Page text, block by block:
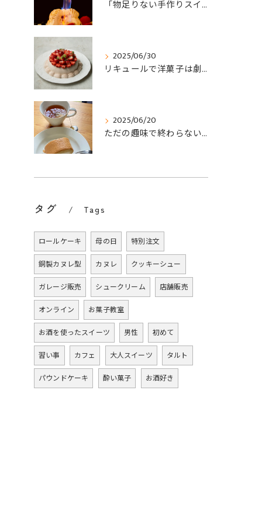
「物足りない手作りスイーツ」が一瞬で高級パティスリー級に変わる秘密
2025/06/30
リキュールで洋菓子は劇的に変わる。プロの「香り」の法則を学ぶ、en-yuiのオンライン教室
2025/06/20
ただの趣味で終わらない！お酒好きのための「en-yui」オンラインお菓子教室という新しい選択
タグ Tags
ロールケーキ 母の日
特別注文
銅製カヌレ型
カヌレ
クッキーシュー
ガレージ販売
シュークリーム
店舗販売
オンライン
お菓子教室
お酒を使ったスイーツ
男性
初めて
習い事
カフェ 大人スイーツ
タルト
パウンドケーキ
酔い菓子 お酒好き